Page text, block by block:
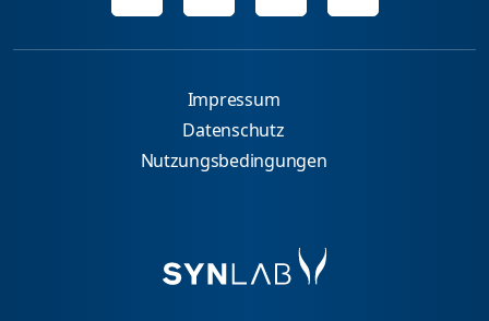
Impressum
Datenschutz
Nutzungsbedingungen